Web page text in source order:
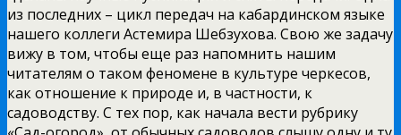
из последних – цикл передач на кабардинском языке
нашего коллеги Астемира Шебзухова. Свою же задачу
вижу в том, чтобы еще раз напомнить нашим
читателям о таком феномене в культуре черкесов,
как отношение к природе и, в частности, к
садоводству. С тех пор, как начала вести рубрику